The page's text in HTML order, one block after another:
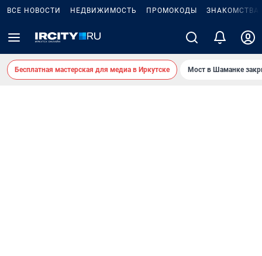
ВСЕ НОВОСТИ НЕДВИЖИМОСТЬ ПРОМОКОДЫ ЗНАКОМСТВА
Бесплатная мастерская для медиа в Иркутске Мост в Шаманке